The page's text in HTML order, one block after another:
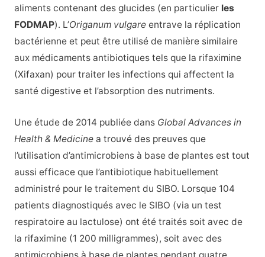
aliments contenant des glucides (en particulier les
FODMAP). L’Origanum vulgareentrave la réplication
bactérienne et peut être utilisé de manière similaire
aux médicaments antibiotiques tels que la rifaximine
(Xifaxan) pour traiter les infections qui affectent la
santé digestive et l’absorption des nutriments.
Une étude de 2014 publiée dans Global Advances in
Health & Medicinea trouvé des preuves que
l’utilisation d’antimicrobiens à base de plantes est tout
aussi efficace que l’antibiotique habituellement
administré pour le traitement du SIBO. Lorsque 104
patients diagnostiqués avec le SIBO (via un test
respiratoire au lactulose) ont été traités soit avec de
la rifaximine (1 200 milligrammes), soit avec des
antimicrobiens à base de plantes pendant quatre